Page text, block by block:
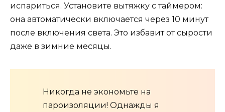
испариться. Установите вытяжку с таймером:
она автоматически включается через 10 минут
после включения света. Это избавит от сырости
даже в зимние месяцы.
Никогда не экономьте на
пароизоляции! Однажды я